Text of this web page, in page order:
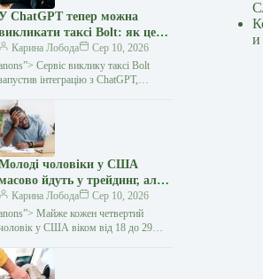
ChatGPT тепер можна
таксі Bolt: як це
працює — Мінфін
Карина Лобода
Сер 10, 2026
Сервіс виклику таксі Bolt
інтеграцію з ChatGPT,
поїздки та переглядати їхню
безпосередньо в чаті зі
чоловіки у США
йдуть у трейдинг, але
все одно почуваються
— Мінфін
Карина Лобода
Сер 10, 2026
Майже кожен четвертий
у США віком від 18 до 29
багатьох цей шлях не став…
и